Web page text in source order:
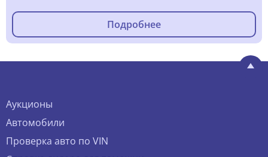
Подробнее
Аукционы
Автомобили
Проверка авто по VIN